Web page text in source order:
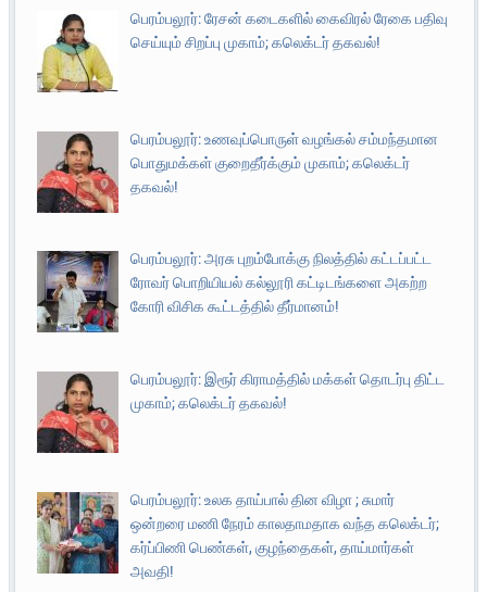
பெரம்பலூர்: ரேசன் கடைகளில் கைவிரல் ரேகை பதிவு
செய்யும் சிறப்பு முகாம்; கலெக்டர் தகவல்!
பெரம்பலூர்: உணவுப்பொருள் வழங்கல் சம்மந்தமான
பொதுமக்கள் குறைதீர்க்கும் முகாம்; கலெக்டர்
தகவல்!
பெரம்பலூர்: அரசு புறம்போக்கு நிலத்தில் கட்டப்பட்ட
ரோவர் பொறியியல் கல்லூரி கட்டிடங்களை அகற்ற
கோரி விசிக கூட்டத்தில் தீர்மானம்!
பெரம்பலூர்: இரூர் கிராமத்தில் மக்கள் தொடர்பு திட்ட
முகாம்; கலெக்டர் தகவல்!
பெரம்பலூர்: உலக தாய்பால் தின விழா ; சுமார்
ஒன்றரை மணி நேரம் காலதாமதாக வந்த கலெக்டர்;
கர்ப்பிணி பெண்கள், குழந்தைகள், தாய்மார்கள்
அவதி!